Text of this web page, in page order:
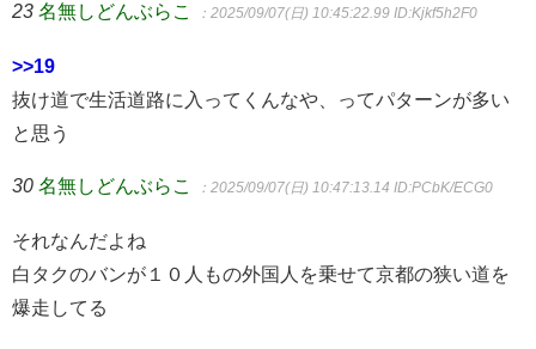
23 名無しどんぶらこ ：2025/09/07(日) 10:45:22.99 ID:Kjkf5h2F0
>>19
抜け道で生活道路に入ってくんなや、ってパターンが多い
と思う
30 名無しどんぶらこ ：2025/09/07(日) 10:47:13.14 ID:PCbK/ECG0
それなんだよね
白タクのバンが１０人もの外国人を乗せて京都の狭い道を
爆走してる